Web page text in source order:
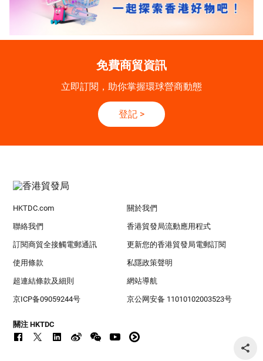
免費商貿資訊
立即訂閱，助你掌握環球營商動態
登記 >
HKTDC.com 關於我們
聯絡我們 香港貿發局流動應用程式
訂閱商貿全接觸電郵通訊 更新您的香港貿發局電郵訂閱
使用條款 私隱政策聲明
超連結條款及細則 網站導航
京ICP备09059244号 京公网安备 11010102003523号
關注 HKTDC